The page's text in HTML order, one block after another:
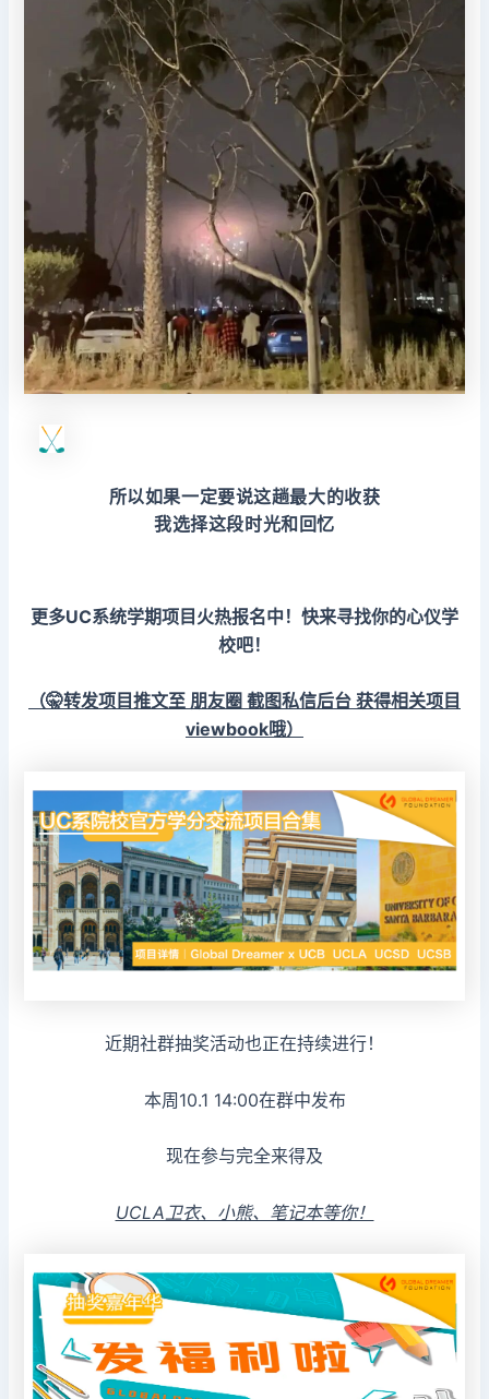
所以如果一定要说这趟最大的收获
我选择这段时光和回忆
更多UC系统学期项目火热报名中！快来寻找你的心仪学
校吧！
（🤫转发项目推文至 朋友圈 截图私信后台 获得相关项目
viewbook哦）
近期社群抽奖活动也正在持续进行！
本周10.1 14:00在群中发布
现在参与完全来得及
UCLA卫衣、小熊、笔记本等你！